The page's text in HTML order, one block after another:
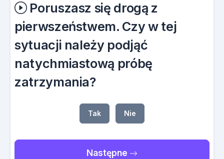
Poruszasz się drogą z
pierwszeństwem. Czy w tej
sytuacji należy podjąć
natychmiastową próbę
zatrzymania?
Tak Nie
Następne